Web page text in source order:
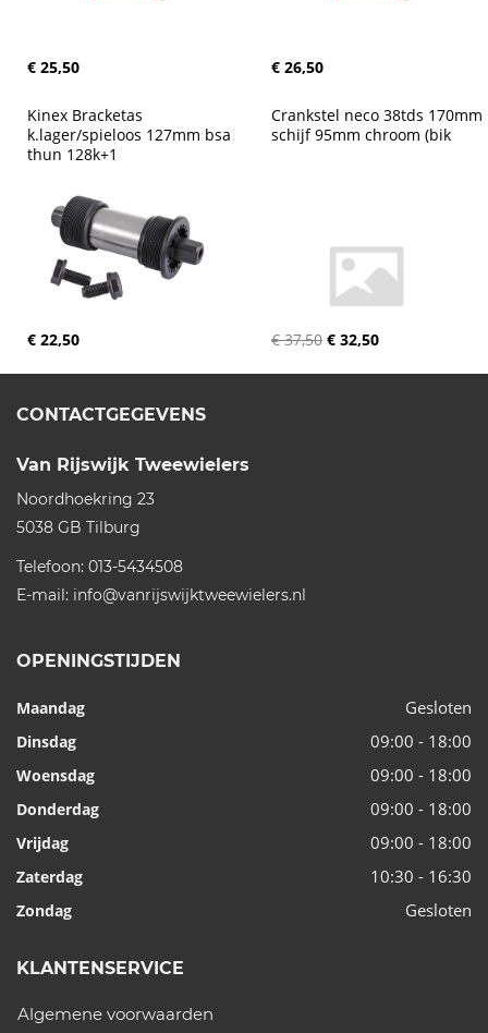
€ 25,50 € 26,50
Kinex Bracketas
k.lager/spieloos 127mm bsa
thun 128k+1
€ 22,50
Crankstel neco 38tds 170mm
schijf 95mm chroom (bik
€ 37,50 € 32,50
CONTACTGEGEVENS
Van Rijswijk Tweewielers
Noordhoekring 23
5038 GB Tilburg
Telefoon: 013-5434508
E-mail: info@vanrijswijktweewielers.nl
OPENINGSTIJDEN
Maandag Gesloten
Dinsdag 09:00 - 18:00
Woensdag 09:00 - 18:00
Donderdag 09:00 - 18:00
Vrijdag 09:00 - 18:00
Zaterdag 10:30 - 16:30
Zondag Gesloten
KLANTENSERVICE
Algemene voorwaarden